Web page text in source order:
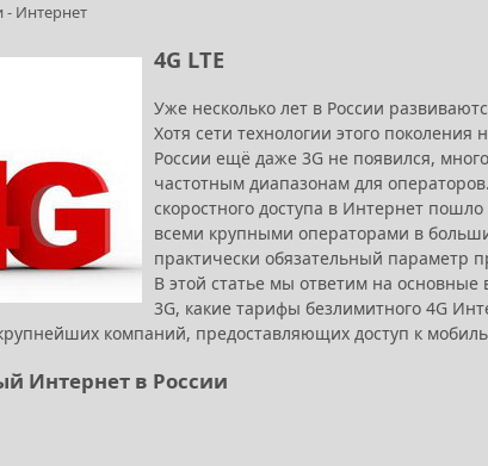
- Интернет
4G LTE
Уже несколько лет в России
Хотя сети технологии этого
России ещё даже 3G не появился,
частотным диапазонам для
скоростного доступа в Интернет
всеми крупными операторами в
практически обязательный параметр
В этой статье мы ответим на основные
3G, какие тарифы безлимитного 4G
компаний, предоставляющих доступ к
Интернет в России